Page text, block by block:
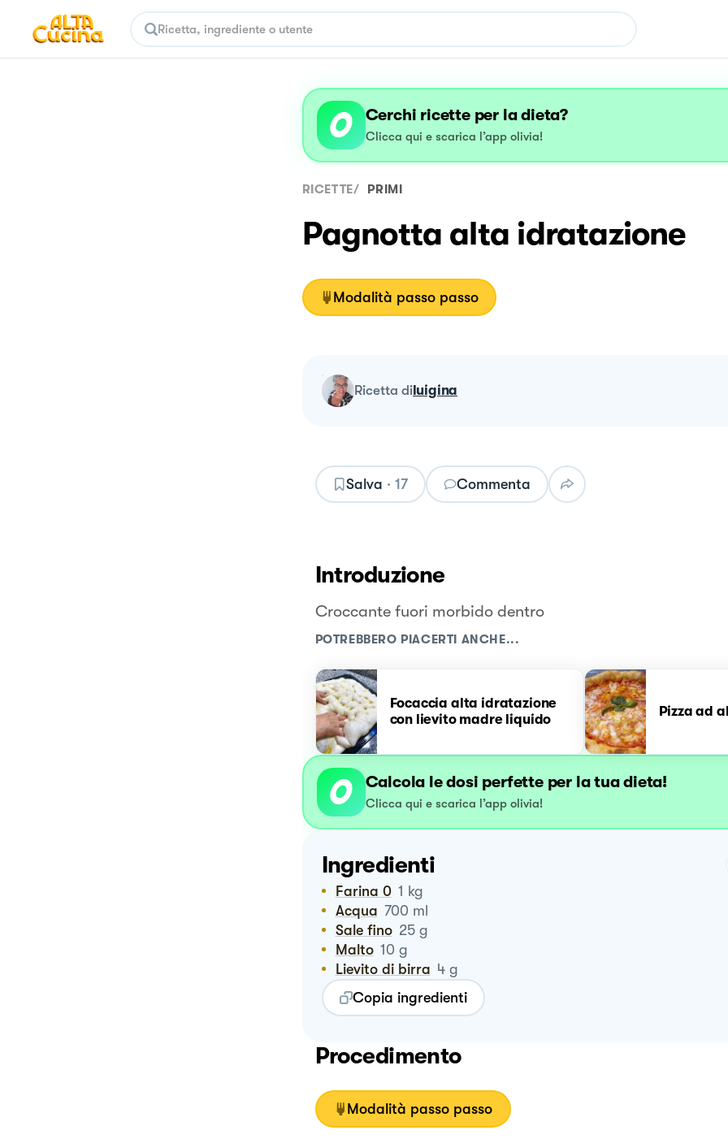
Cerchi ricette per la dieta?
Clicca qui e scarica l’app olivia!
RICETTE/ PRIMI
Pagnotta alta idratazione
Modalità passo passo
ricetta diluigina
Salva · 17 Commenta
Introduzione
Croccante fuori morbido dentro
POTREBBERO PIACERTI ANCHE...
Focaccia alta idratazione
con lievito madre liquido
Pizza ad
Calcola le dosi perfette per la tua dieta!
Clicca qui e scarica l’app olivia!
Ingredienti
Farina 0 1 kg
Acqua 700 ml
Sale fino 25 g
Malto 10 g
Lievito di birra 4 g
Copia ingredienti
Procedimento
Modalità passo passo